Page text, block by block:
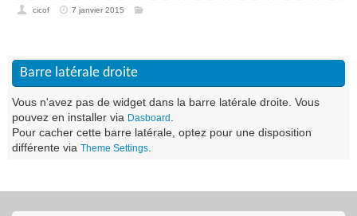
cicof 7 janvier 2015
Barre latérale droite
Vous n'avez pas de widget dans la barre latérale droite. Vous
pouvez en installer via Dasboard
Pour cacher cette barre latérale, optez pour une disposition
différente via Theme Settings